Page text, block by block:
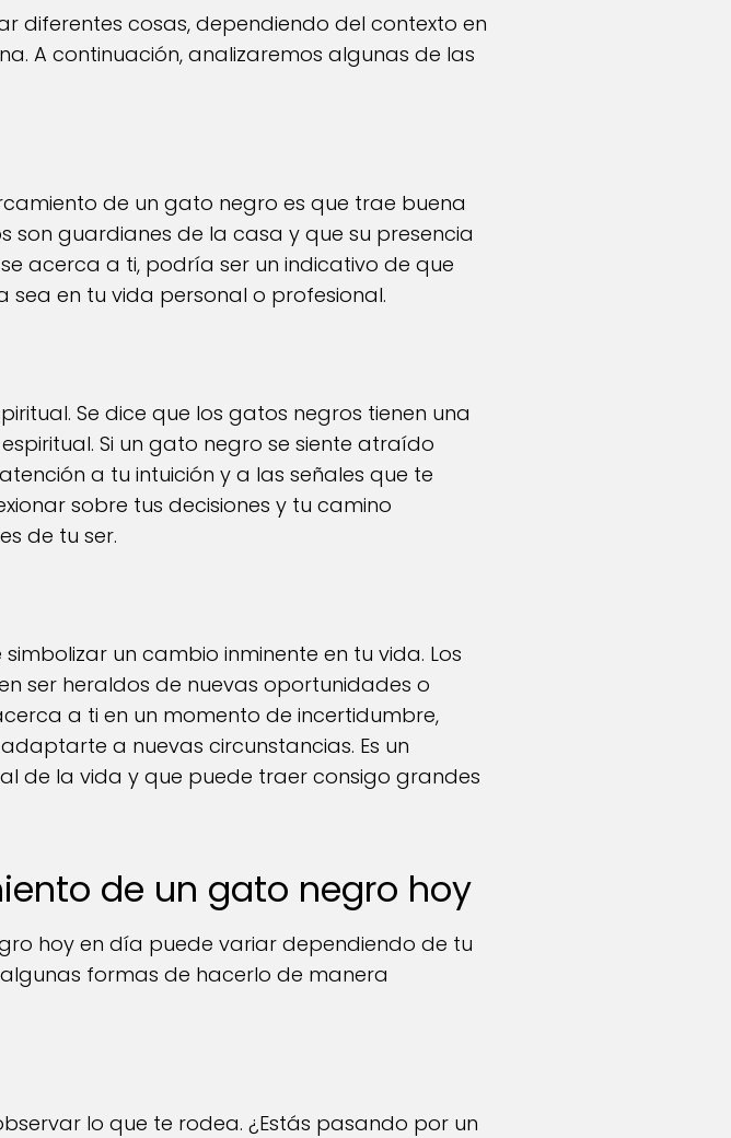
diferentes cosas, dependiendo del contexto en
A continuación, analizaremos algunas de las
de un gato negro es que trae buena
son guardianes de la casa y que su presencia
acerca a ti, podría ser un indicativo de que
sea en tu vida personal o profesional.
Se dice que los gatos negros tienen una
Si un gato negro se siente atraído
a tu intuición y a las señales que te
sobre tus decisiones y tu camino
de tu ser.
un cambio inminente en tu vida. Los
ser heraldos de nuevas oportunidades o
a ti en un momento de incertidumbre,
a nuevas circunstancias. Es un
de la vida y que puede traer consigo grandes
de un gato negro hoy
hoy en día puede variar dependiendo de tu
formas de hacerlo de manera
lo que te rodea. ¿Estás pasando por un